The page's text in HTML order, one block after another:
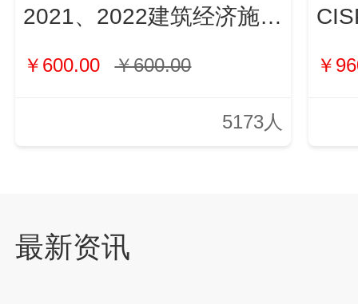
2021、2022建筑经济施工与管理（新）
￥600.00 ￥600.00
5173人
￥
最新资讯